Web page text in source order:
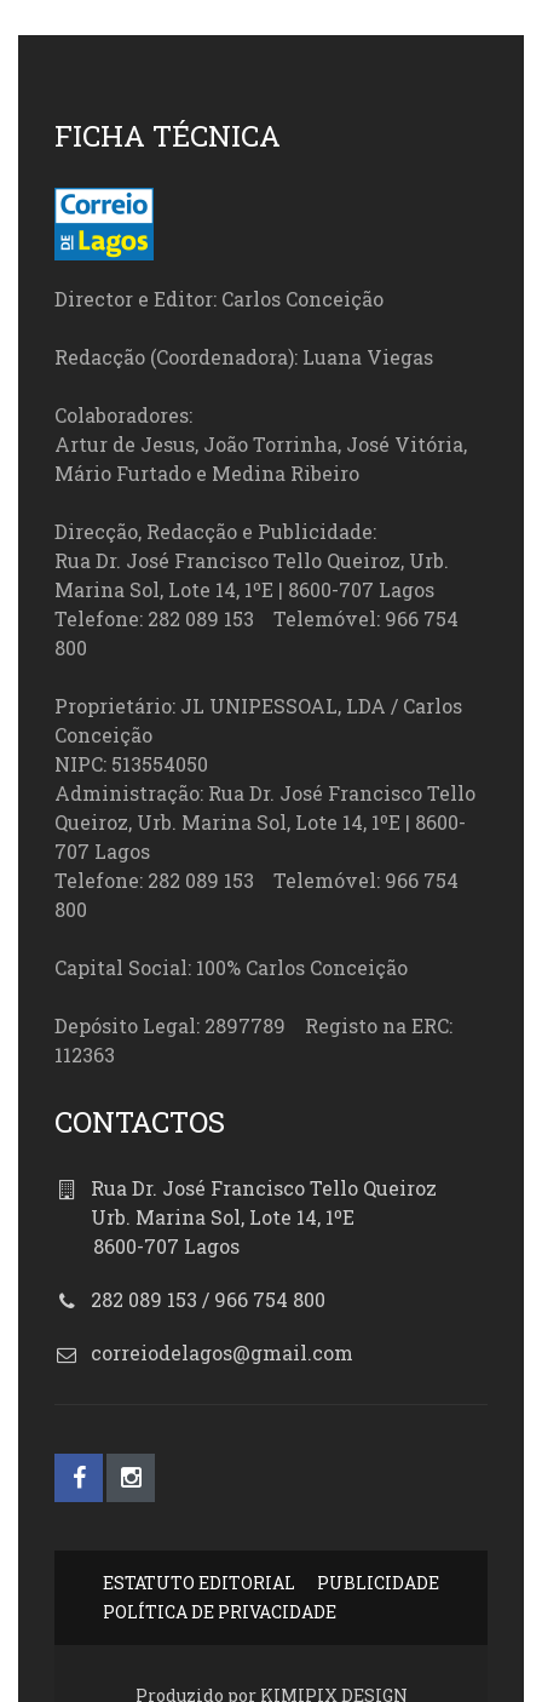
FICHA TÉCNICA
Director e Editor: Carlos Conceição
Redacção (Coordenadora): Luana Viegas
Colaboradores:
Artur de Jesus, João Torrinha, José Vitória,
Mário Furtado e Medina Ribeiro
Direcção, Redacção e Publicidade:
Rua Dr. José Francisco Tello Queiroz, Urb.
Marina Sol, Lote 14, 1ºE | 8600-707 Lagos
Telefone: 282 089 153 Telemóvel: 966 754
800
Proprietário: JL UNIPESSOAL, LDA / Carlos
Conceição
NIPC: 513554050
Administração: Rua Dr. José Francisco Tello
Queiroz, Urb. Marina Sol, Lote 14, 1ºE | 8600-
707 Lagos
Telefone: 282 089 153 Telemóvel: 966 754
800
Capital Social: 100% Carlos Conceição
Depósito Legal: 2897789 Registo na ERC:
112363
CONTACTOS
Rua Dr. José Francisco Tello Queiroz
Urb. Marina Sol, Lote 14, 1ºE
8600-707 Lagos
282 089 153 / 966 754 800
correiodelagos@gmail.com
ESTATUTO EDITORIAL
PUBLICIDADE
POLÍTICA DE PRIVACIDADE
Produzido por KIMIPIX DESIGN